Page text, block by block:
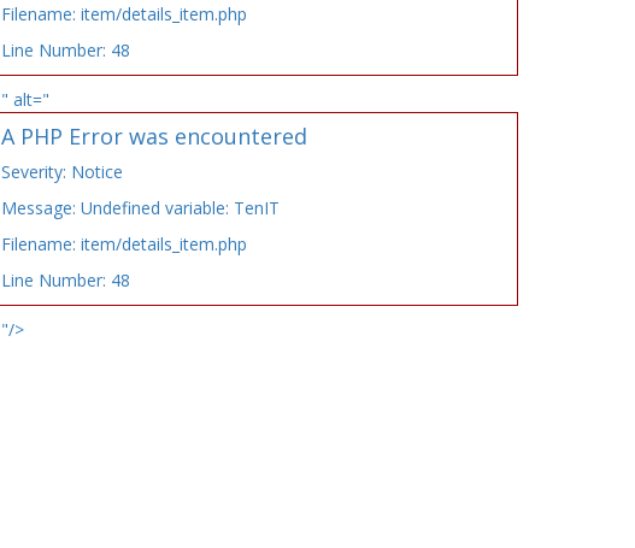
Filename: item/details_item.php
Line Number: 48
" alt="
A PHP Error was encountered
Severity: Notice
Message: Undefined variable: TenIT
Filename: item/details_item.php
Line Number: 48
"/>